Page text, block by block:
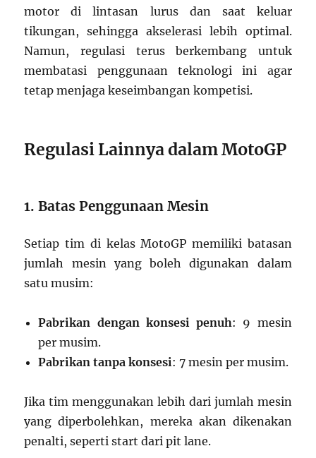
motor di lintasan lurus dan saat keluar
tikungan, sehingga akselerasi lebih optimal.
Namun, regulasi terus berkembang untuk
membatasi penggunaan teknologi ini agar
tetap menjaga keseimbangan kompetisi.
Regulasi Lainnya dalam MotoGP
1. Batas Penggunaan Mesin
Setiap tim di kelas MotoGP memiliki batasan
jumlah mesin yang boleh digunakan dalam
satu musim:
Pabrikan dengan konsesi penuh: 9 mesin
per musim.
Pabrikan tanpa konsesi: 7 mesin per musim.
Jika tim menggunakan lebih dari jumlah mesin
yang diperbolehkan, mereka akan dikenakan
penalti, seperti start dari pit lane.